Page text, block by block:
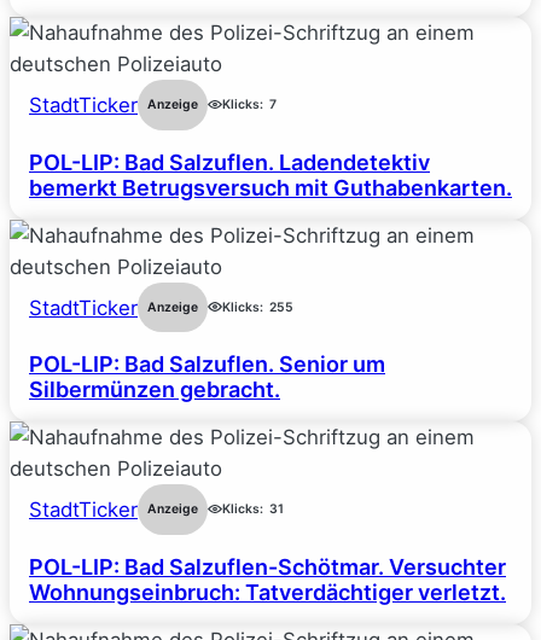
StadtTicker Anzeige Klicks: 7
POL-LIP: Bad Salzuflen. Ladendetektiv
bemerkt Betrugsversuch mit Guthabenkarten.
StadtTicker Anzeige Klicks: 255
POL-LIP: Bad Salzuflen. Senior um
Silbermünzen gebracht.
StadtTicker Anzeige Klicks: 31
POL-LIP: Bad Salzuflen-Schötmar. Versuchter
Wohnungseinbruch: Tatverdächtiger verletzt.